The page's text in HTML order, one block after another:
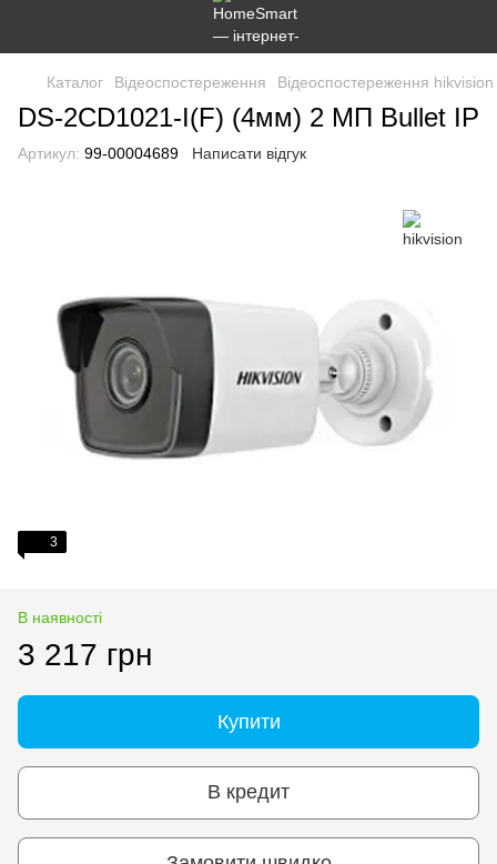
Каталог Відеоспостереження Відеоспостереження hikvision
DS-2CD1021-I(F) (4мм) 2 МП Bullet IP
Артикул: 99-00004689 Написати відгук
3
В наявності
3 217 грн
Купити
В кредит